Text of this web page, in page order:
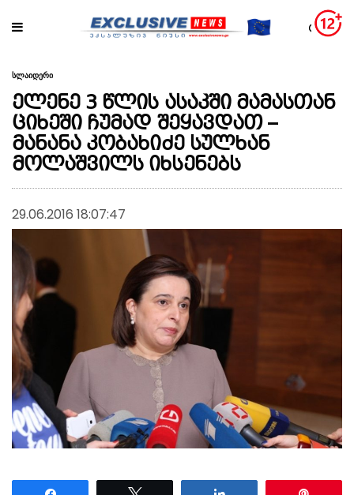
სლაიდერი
ელენე 3 წლის ასაკში მამასთან
ციხეში ჩუმად შეყავდათ –
მანანა კობახიძე სულხან
მოლაშვილს იხსენებს
29.06.2016 18:07:47